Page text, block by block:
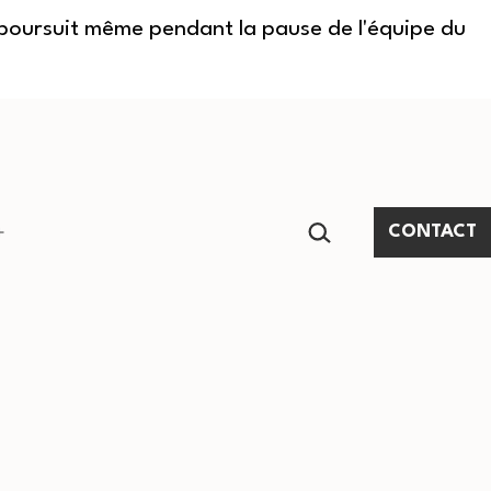
même pendant la pause de l'équipe du
RECHERCHER…
CONTACT